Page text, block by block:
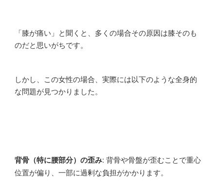
「膝が痛い」と聞くと、多くの場合その原因は膝そのも
のだと思いがちです。
しかし、この女性の場合、実際には以下のような全身的
な問題が見つかりました。
背骨（特に腰部分）の歪み: 背骨や骨盤が歪むことで重心
位置が偏り、一部に過剰な負担がかかります。